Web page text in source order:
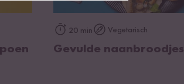
20 min Vegetarisch
Gevulde naanbroodjes